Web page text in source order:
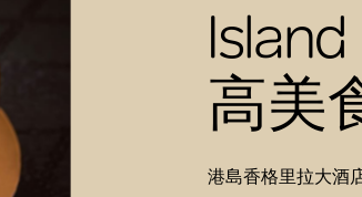
高美
港島香格里拉大酒